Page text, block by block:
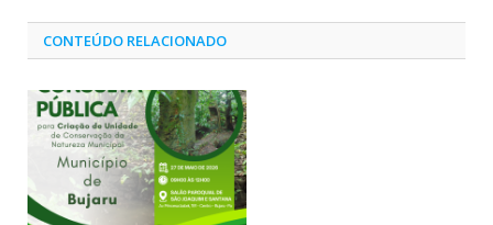
CONTEÚDO RELACIONADO